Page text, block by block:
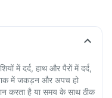
में दर्द, हाथ और पैरों में दर्द,
में जकड़न और अपच हो
करता है या समय के साथ ठीक